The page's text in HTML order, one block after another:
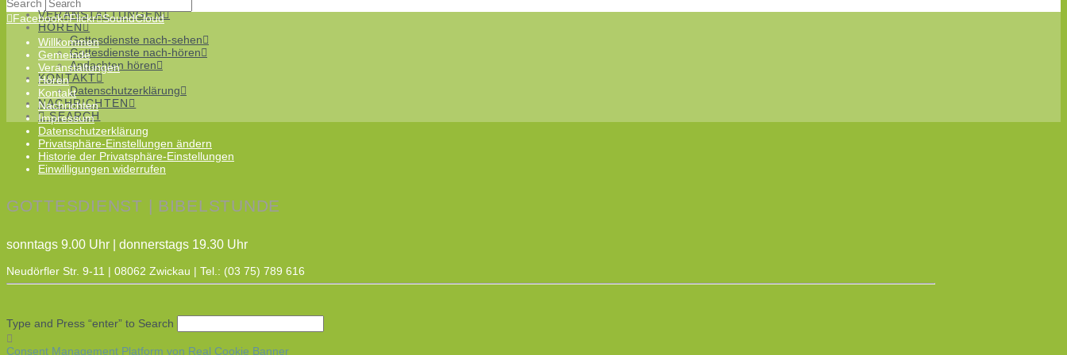
VERANSTALTUNGEN
HÖREN
Gottesdienste nach-sehen
Gottesdienste nach-hören
Andachten hören
KONTAKT
Datenschutzerklärung
NACHRICHTEN
SEARCH
Search
Facebook Flickr SoundCloud
Willkommen
Gemeinde
Veranstaltungen
Hören
Kontakt
Nachrichten
Impressum
Datenschutzerklärung
Privatsphäre-Einstellungen ändern
Historie der Privatsphäre-Einstellungen
Einwilligungen widerrufen
GOTTESDIENST | BIBELSTUNDE
sonntags 9.00 Uhr | donnerstags 19.30 Uhr
Neudörfler Str. 9-11 | 08062 Zwickau | Tel.: (03 75) 789 616
Type and Press “enter” to Search
Consent Management Platform von Real Cookie Banner